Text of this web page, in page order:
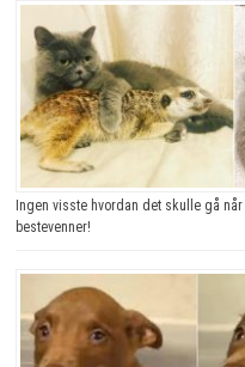
Ingen visste hvordan det skulle gå
bestevenner!